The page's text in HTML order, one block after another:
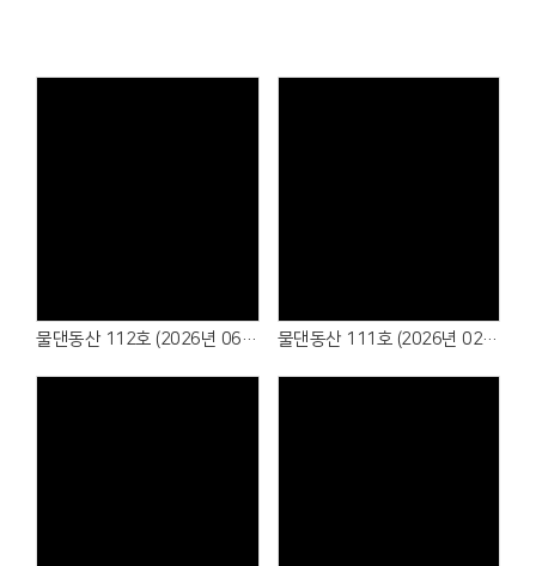
물댄동산 112호 (2026년 06월) 물댄동산 111호 (2026년 02월)